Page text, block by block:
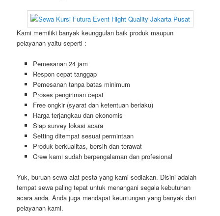
Kami memiliki banyak keunggulan baik produk maupun
pelayanan yaitu seperti :
Pemesanan 24 jam
Respon cepat tanggap
Pemesanan tanpa batas minimum
Proses pengiriman cepat
Free ongkir (syarat dan ketentuan berlaku)
Harga terjangkau dan ekonomis
Siap survey lokasi acara
Setting ditempat sesuai permintaan
Produk berkualitas, bersih dan terawat
Crew kami sudah berpengalaman dan profesional
Yuk, buruan sewa alat pesta yang kami sediakan. Disini adalah
tempat sewa paling tepat untuk menangani segala kebutuhan
acara anda. Anda juga mendapat keuntungan yang banyak dari
pelayanan kami.